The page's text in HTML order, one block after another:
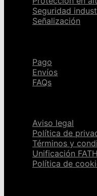
Seguridad
Señalización
Pago
Envíos
FAQs
Aviso legal
Política de
Términos y
Unificación
Política de